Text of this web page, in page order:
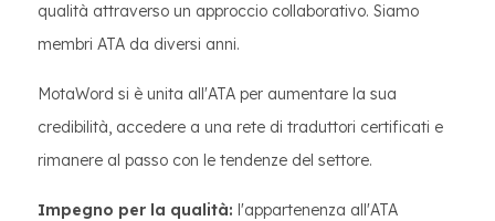
qualità attraverso un approccio collaborativo. Siamo
membri ATA da diversi anni.
MotaWord si è unita all'ATA per aumentare la sua
credibilità, accedere a una rete di traduttori certificati e
rimanere al passo con le tendenze del settore.
Impegno per la qualità: l'appartenenza all'ATA